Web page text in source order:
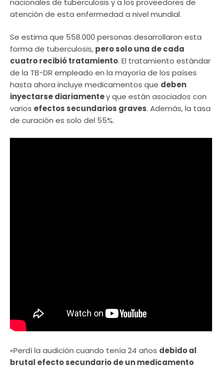
nacionales de tuberculosis y a los proveedores de
atención de esta enfermedad a nivel mundial.
Se estima que 558.000 personas desarrollaron esta
forma de tuberculosis, pero solo una de cada
cuatro recibió tratamiento. El tratamiento estándar
de la TB-DR empleado en la mayoría de los países
hasta ahora incluye medicamentos que deben
inyectarse diariamentey que están asociados con
varios efectos secundarios graves. Además, la tasa
de curación es solo del 55%.
«Perdí la audición cuando tenía 24 años debido al
brutal efecto secundario de un medicamento